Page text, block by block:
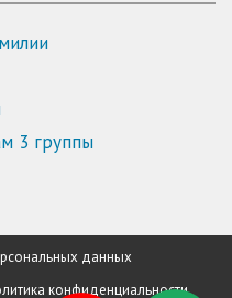
3 группы
данных
конфиденциальности